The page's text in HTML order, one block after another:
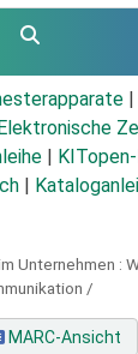
Elektronische
Unternehmen :
/
MARC-Ansicht